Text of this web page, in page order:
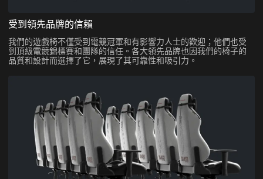
受到領先品牌的信賴
我們的遊戲椅不僅受到電競冠軍和有影響力人士的歡迎；他們也受
到頂級電競錦標賽和團隊的信任。各大領先品牌也因我們的椅子的
品質和設計而選擇了它，展現了其可靠性和吸引力。